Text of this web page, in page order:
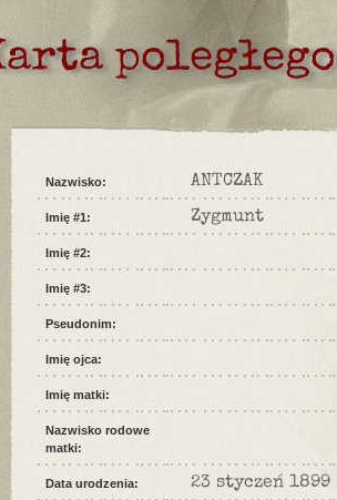
poległego
Nazwisko: ANTCZAK
Imię #1: Zygmunt
Imię #2:
Imię #3:
Pseudonim:
Imię ojca:
Imię matki:
Nazwisko rodowe
matki:
Data urodzenia: 23 styczeń 1899